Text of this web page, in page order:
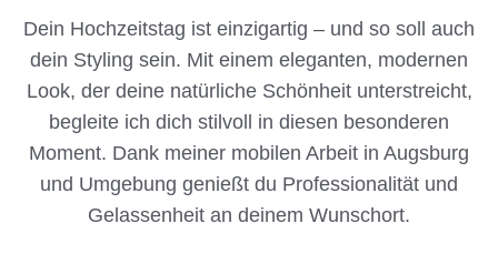
Dein Hochzeitstag ist einzigartig – und so soll auch
dein Styling sein. Mit einem eleganten, modernen
Look, der deine natürliche Schönheit unterstreicht,
begleite ich dich stilvoll in diesen besonderen
Moment. Dank meiner mobilen Arbeit in Augsburg
und Umgebung genießt du Professionalität und
Gelassenheit an deinem Wunschort.